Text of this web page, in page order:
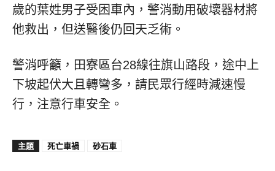
歲的葉姓男子受困車內，警消動用破壞器材將
他救出，但送醫後仍回天乏術。
警消呼籲，田寮區台28線往旗山路段，途中上
下坡起伏大且轉彎多，請民眾行經時減速慢
行，注意行車安全。
主題 死亡車禍 砂石車